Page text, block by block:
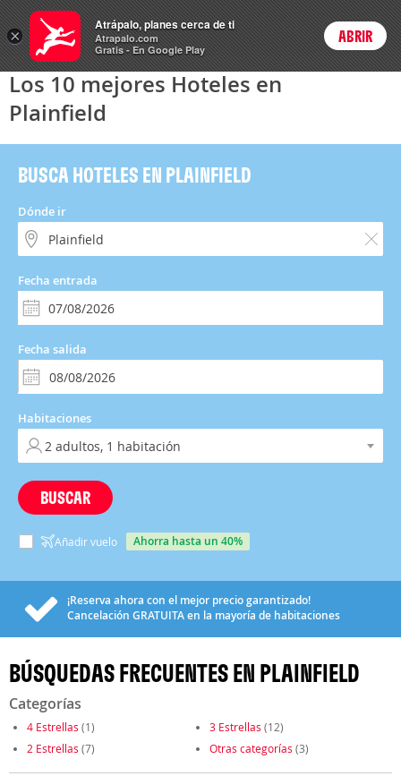
Hoteles Login
Los 10 mejores Hoteles en
Plainfield
BUSCA HOTELES EN PLAINFIELD
Dónde ir
Fecha entrada
Fecha salida
Habitaciones
BUSCAR
Añadir vuelo ahorra hasta un 40%
¡Reserva ahora con el mejor precio garantizado!
Cancelación GRATUITAen la mayoría de habitaciones
BÚSQUEDAS FRECUENTES EN PLAINFIELD
Categorías
4 Estrellas (1) 3 Estrellas (12)
2 Estrellas (7) Otras categorías (3)
×
Atrápalo, planes cerca de ti
Atrapalo.com
Gratis - En Google Play
ABRIR